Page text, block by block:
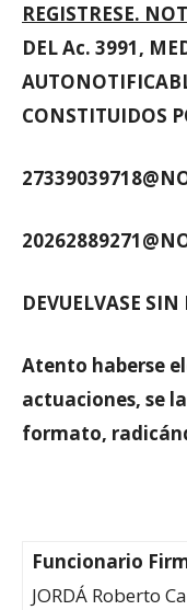
REGISTRESE.
DEL Ac. 3991,
CONSTITUIDOS
DEVUELVASE
Atento haberse
actuaciones, se
formato,
Funcionario
JORDÁ Roberto